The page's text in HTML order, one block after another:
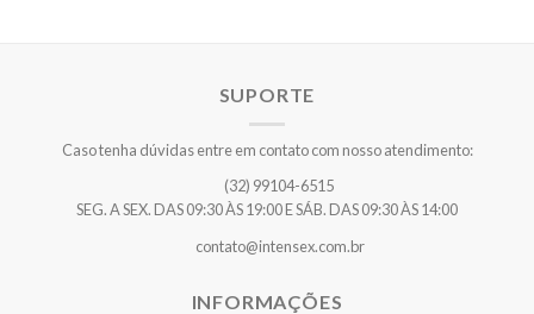
SUPORTE
Caso tenha dúvidas entre em contato com nosso atendimento:
(32) 99104-6515
SEG. A SEX. DAS 09:30 ÀS 19:00 E SÁB. DAS 09:30 ÀS 14:00
contato@intensex.com.br
INFORMAÇÕES